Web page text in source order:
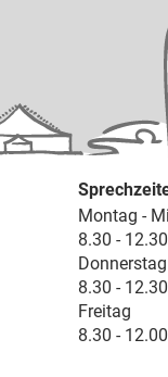
Montag -
8.30 -
Donnerstag
8.30 -
Freitag
8.30 -